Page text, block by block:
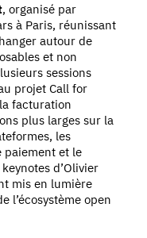
, organisé par
à Paris, réunissant
autour de
et non
sessions
projet Call for
facturation
plus larges sur la
les
paiement et le
d’Olivier
mis en lumière
l’écosystème open